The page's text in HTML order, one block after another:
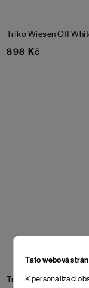
Tato webová
K personalizaci
Triko WiesenOff
898 Kč
Triko CanaimaGray